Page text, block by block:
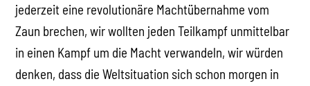
jederzeit eine revolutionäre Machtübernahme vom
Zaun brechen, wir wollten jeden Teilkampf unmittelbar
in einen Kampf um die Macht verwandeln, wir würden
denken, dass die Weltsituation sich schon morgen in